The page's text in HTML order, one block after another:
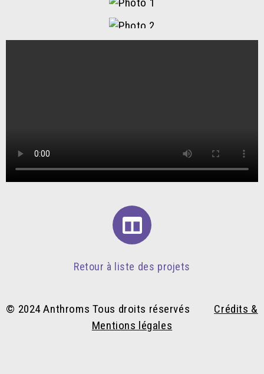
Retour à liste des projets
© 2024 Anthroms Tous droits réservés Crédits &
Mentions légales